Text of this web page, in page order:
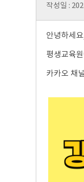
작성일 :
안녕하세
평생교육
카카오 채